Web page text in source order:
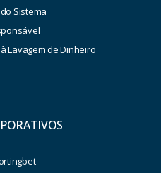
Sistema
Lavagem de Dinheiro